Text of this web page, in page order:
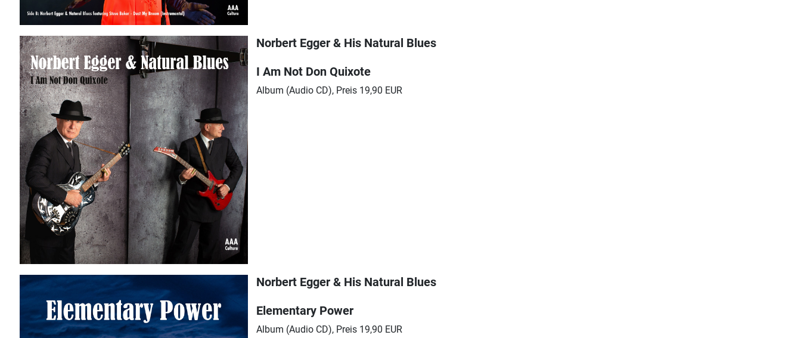
Norbert Egger & His Natural Blues
I Am Not Don Quixote
Album (Audio CD), Preis 19,90 EUR
Norbert Egger & His Natural Blues
Elementary Power
Album (Audio CD), Preis 19,90 EUR